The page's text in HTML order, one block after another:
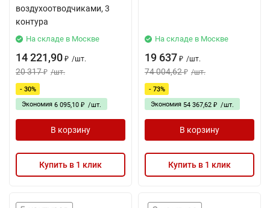
воздухоотводчиками, 3
контура
На складе в Москве
14 221,90 ₽ /шт.
20 317 ₽ /шт.
- 30%
Экономия 6 095,10 ₽ /шт.
В корзину
Купить в 1 клик
На складе в Москве
19 637 ₽ /шт.
74 004,62 ₽ /шт.
- 73%
Экономия 54 367,62 ₽ /шт.
В корзину
Купить в 1 клик